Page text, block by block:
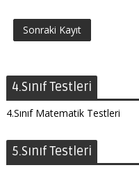
Sonraki Kayıt
4.Sınıf Testleri
4.Sınıf Matematik Testleri
5.Sınıf Testleri